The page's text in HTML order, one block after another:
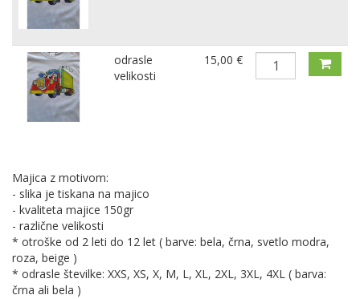
odrasle
velikosti
15,00 €
Majica z motivom:
- slika je tiskana na majico
- kvaliteta majice 150gr
- različne velikosti
* otroške od 2 leti do 12 let ( barve: bela, črna, svetlo modra,
roza, beige )
* odrasle številke: XXS, XS, X, M, L, XL, 2XL, 3XL, 4XL ( barva:
črna ali bela )